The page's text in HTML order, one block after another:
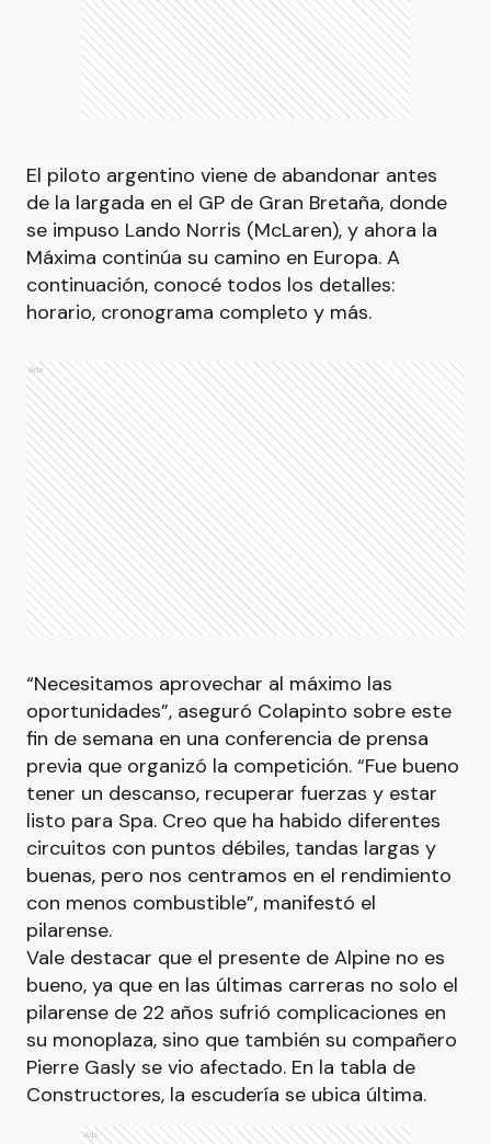
El piloto argentino viene de abandonar antes
de la largada en el GP de Gran Bretaña, donde
se impuso Lando Norris (McLaren), y ahora la
Máxima continúa su camino en Europa. A
continuación, conocé todos los detalles:
horario, cronograma completo y más.
Ads
“Necesitamos aprovechar al máximo las
oportunidades”, aseguró Colapinto sobre este
fin de semana en una conferencia de prensa
previa que organizó la competición. “Fue bueno
tener un descanso, recuperar fuerzas y estar
listo para Spa. Creo que ha habido diferentes
circuitos con puntos débiles, tandas largas y
buenas, pero nos centramos en el rendimiento
con menos combustible”, manifestó el
pilarense.
Vale destacar que el presente de Alpine no es
bueno, ya que en las últimas carreras no solo el
pilarense de 22 años sufrió complicaciones en
su monoplaza, sino que también su compañero
Pierre Gasly se vio afectado. En la tabla de
Constructores, la escudería se ubica última.
Ads